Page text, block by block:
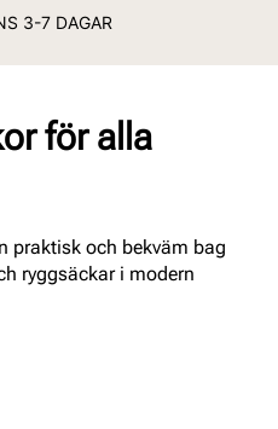
3-7 DAGAR
för alla
praktisk och bekväm bag
ryggsäckar i modern